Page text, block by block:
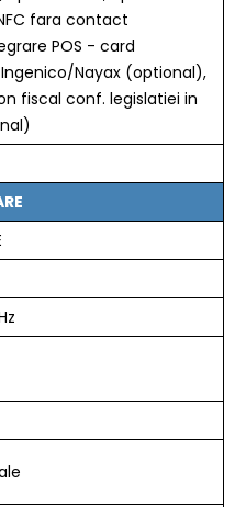
fara contact
POS - card
Nayax (optional),
fiscal conf. legislatiei in